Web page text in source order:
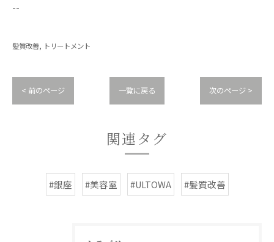
--
髪質改善 トリートメント
< 前のページ 一覧に戻る 次のページ >
関連タグ
#銀座 #美容室 #ULTOWA #髪質改善